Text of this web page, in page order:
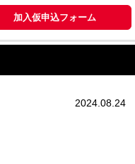
加入仮申込フォーム
2024.08.24